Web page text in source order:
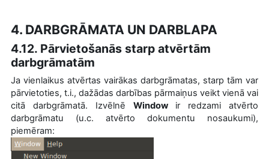
4. DARBGRĀMATA UN DARBLAPA
4.12. Pārvietošanās starp atvērtām
darbgrāmatām
Ja vienlaikus atvērtas vairākas darbgrāmatas, starp tām var
pārvietoties, t.i., dažādas darbības pārmaiņus veikt vienā vai
citā darbgrāmatā. Izvēlnē Window ir redzami atvērto
darbgrāmatu (u.c. atvērto dokumentu nosaukumi),
piemēram: